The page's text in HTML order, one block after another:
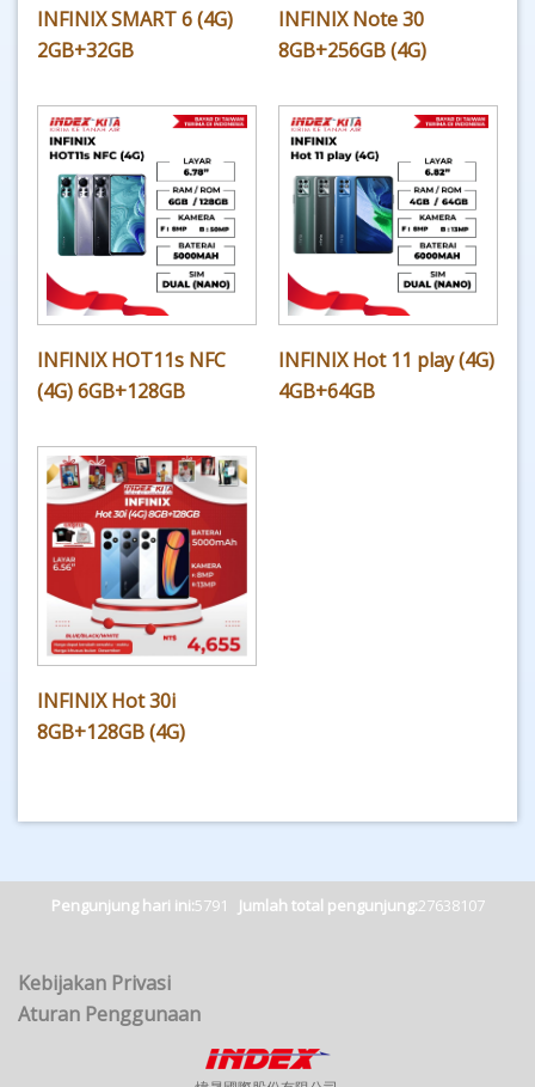
INFINIX SMART 6 (4G)
2GB+32GB
INFINIX Note 30
8GB+256GB (4G)
INFINIX HOT11s NFC
(4G) 6GB+128GB
INFINIX Hot 11 play (4G)
4GB+64GB
INFINIX Hot 30i
8GB+128GB (4G)
Pengunjung hari ini:5791 Jumlah total pengunjung:27638107
Kebijakan Privasi
Aturan Penggunaan